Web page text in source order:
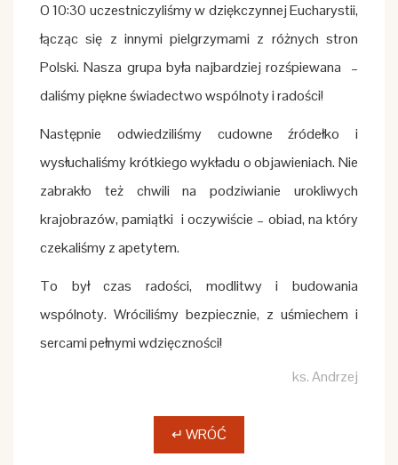
O 10:30 uczestniczyliśmy w dziękczynnej Eucharystii,
łącząc się z innymi pielgrzymami z różnych stron
Polski. Nasza grupa była najbardziej rozśpiewana –
daliśmy piękne świadectwo wspólnoty i radości!
Następnie odwiedziliśmy cudowne źródełko i
wysłuchaliśmy krótkiego wykładu o objawieniach. Nie
zabrakło też chwili na podziwianie urokliwych
krajobrazów, pamiątki i oczywiście – obiad, na który
czekaliśmy z apetytem.
To był czas radości, modlitwy i budowania
wspólnoty. Wróciliśmy bezpiecznie, z uśmiechem i
sercami pełnymi wdzięczności!
ks. Andrzej
↵ WRÓĆ